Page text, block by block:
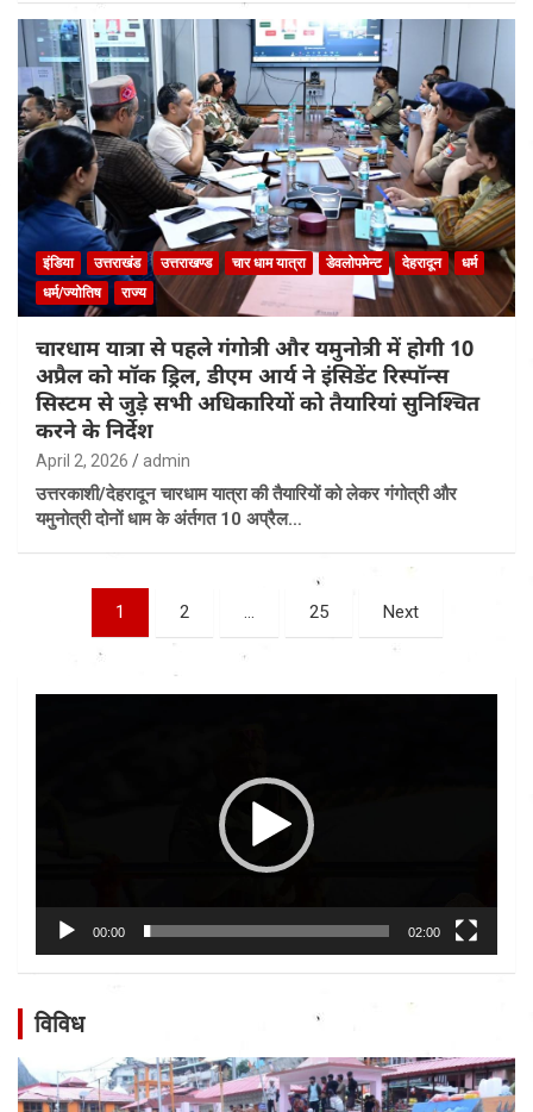
इंडिया उत्तराखंड उत्तराखण्ड चार धाम यात्रा डेवलोपमेन्ट देहरादून
धर्म
धर्म/ज्योतिष
राज्य
चारधाम यात्रा से पहले गंगोत्री और यमुनोत्री में होगी 10
अप्रैल को मॉक ड्रिल, डीएम आर्य ने इंसिडेंट रिस्पॉन्स
सिस्टम से जुड़े सभी अधिकारियों को तैयारियां सुनिश्चित
करने के निर्देश
April 2, 2026 admin
उत्तरकाशी/देहरादून चारधाम यात्रा की तैयारियों को लेकर गंगोत्री और
यमुनोत्री दोनों धाम के अंर्तगत 10 अप्रैल…
pagination
1 2 … 25 Next
00:00 02:00
विविध